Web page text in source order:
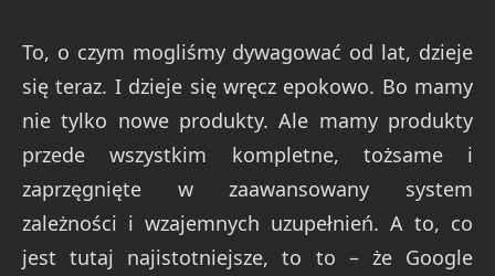
To, o czym mogliśmy dywagować od lat, dzieje
się teraz. I dzieje się wręcz epokowo. Bo mamy
nie tylko nowe produkty. Ale mamy produkty
przede wszystkim kompletne, tożsame i
zaprzęgnięte w zaawansowany system
zależności i wzajemnych uzupełnień. A to, co
jest tutaj najistotniejsze, to to – że Google